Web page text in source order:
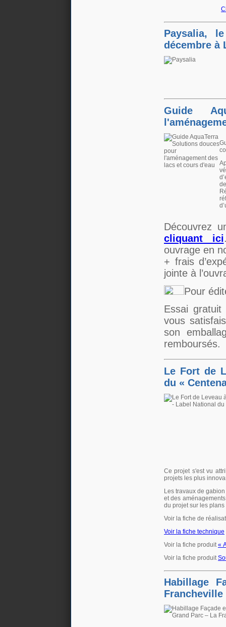
Paysalia,
décembre à
Guide
Découvrez
cliquant ici
ouvrage en
+ frais
jointe à
Pour
Essai
vous
son
remboursés.
Le Fort de
du «
Ce projet s'est vu
projets les plus
Les travaux de
et des
du projet sur les
Voir la fiche de
Voir la fiche technique
Voir la fiche produit «
Voir la fiche produit
Habillage
Francheville